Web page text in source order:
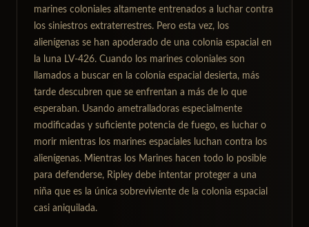
marines coloniales altamente entrenados a luchar contra
los siniestros extraterrestres. Pero esta vez, los
alienígenas se han apoderado de una colonia espacial en
la luna LV-426. Cuando los marines coloniales son
llamados a buscar en la colonia espacial desierta, más
tarde descubren que se enfrentan a más de lo que
esperaban. Usando ametralladoras especialmente
modificadas y suficiente potencia de fuego, es luchar o
morir mientras los marines espaciales luchan contra los
alienígenas. Mientras los Marines hacen todo lo posible
para defenderse, Ripley debe intentar proteger a una
niña que es la única sobreviviente de la colonia espacial
casi aniquilada.